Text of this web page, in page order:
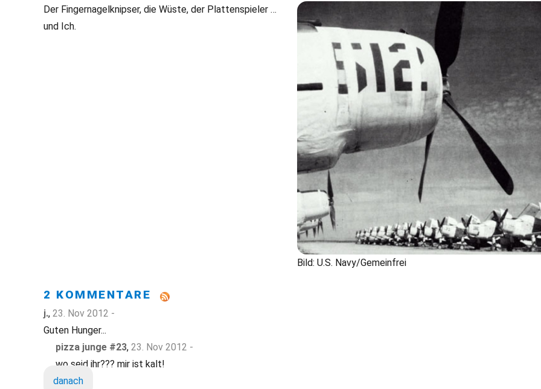
Bild: U.S. Navy/Gemeinfrei
Der Fingernagelknipser, die Wüste, der Plattenspieler …
und Ich.
2 KOMMENTARE
j., 23. Nov 2012 -
Guten Hunger...
pizza junge #23, 23. Nov 2012 -
wo seid ihr??? mir ist kalt!
danach